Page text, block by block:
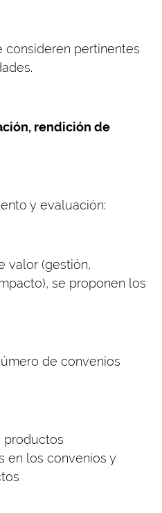
consideren pertinentes
rendición de
y evaluación:
valor (gestión,
se proponen los
de convenios
productos
en los convenios y